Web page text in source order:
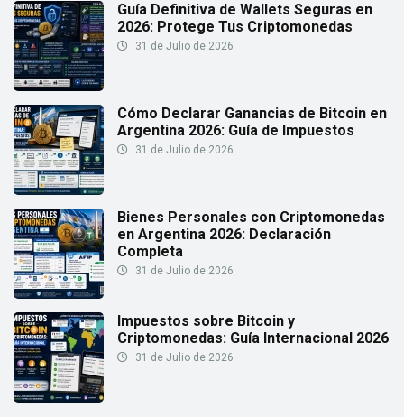
Guía Definitiva de Wallets Seguras en
2026: Protege Tus Criptomonedas
31 de Julio de 2026
Cómo Declarar Ganancias de Bitcoin en
Argentina 2026: Guía de Impuestos
31 de Julio de 2026
Bienes Personales con Criptomonedas
en Argentina 2026: Declaración
Completa
31 de Julio de 2026
Impuestos sobre Bitcoin y
Criptomonedas: Guía Internacional 2026
31 de Julio de 2026